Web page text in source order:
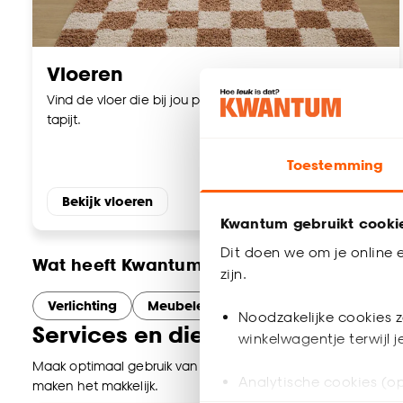
Toestemming
Kwantum gebruikt
Dit doen we om je online
zijn.
Noodzakelijke cookies
winkelwagentje terwijl
Analytische cookies
Vloeren
Vind de vloer die bij jou past. Laminaat, PVC, vinyl en
tapijt.
Bekijk vloeren
Wat heeft Kwantum Kuurne nog meer te
Verlichting Meubelen
Services en diensten bij
Maak optimaal gebruik van onze services in Kuurne. Of je
maken het makkelijk.